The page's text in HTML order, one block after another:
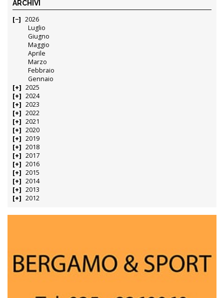
ARCHIVI
2026
Luglio
Giugno
Maggio
Aprile
Marzo
Febbraio
Gennaio
2025
2024
2023
2022
2021
2020
2019
2018
2017
2016
2015
2014
2013
2012